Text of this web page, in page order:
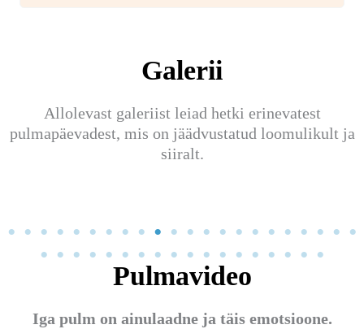
Galerii
Allolevast galeriist leiad hetki erinevatest
pulmapäevadest, mis on jäädvustatud loomulikult ja
siiralt.
Pulmavideo
Iga pulm on ainulaadne ja täis emotsioone.